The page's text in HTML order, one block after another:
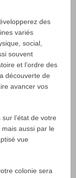
des
variés
social,
souvent
et l’ordre des
découverte de
avancer vos
l’état de votre
aussi par le
vue
colonie sera